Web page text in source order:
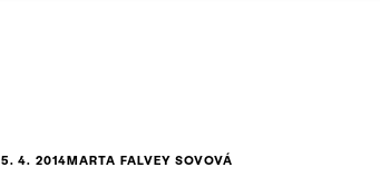
5. 4. 2014MARTA FALVEY SOVOVÁ